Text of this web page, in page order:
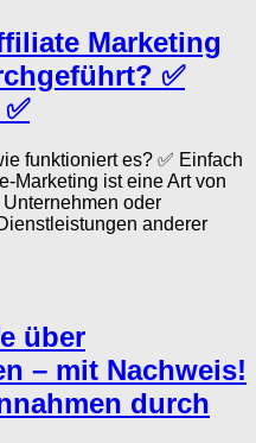
Marketing
✅
funktioniert es? ✅ Einfach
ist eine Art von
oder
anderer
über
– mit Nachweis!
durch